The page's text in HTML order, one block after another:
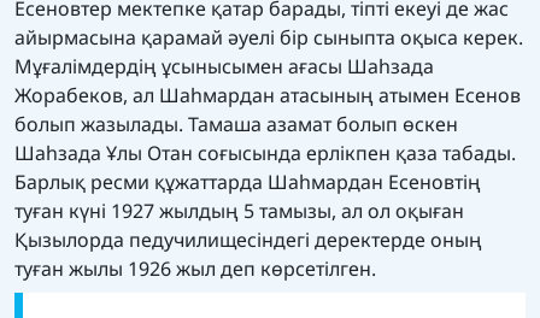
Есеновтер мектепке қатар барады, тіпті екеуі де жас
айырмасына қарамай әуелі бір сыныпта оқыса керек.
Мұғалімдердің ұсынысымен ағасы Шаһзада
Жорабеков, ал Шаһмардан атасының атымен Есенов
болып жазылады. Тамаша азамат болып өскен
Шаһзада Ұлы Отан соғысында ерлікпен қаза табады.
Барлық ресми құжаттарда Шаһмардан Есеновтің
туған күні 1927 жылдың 5 тамызы, ал ол оқыған
Қызылорда педучилищесіндегі деректерде оның
туған жылы 1926 жыл деп көрсетілген.